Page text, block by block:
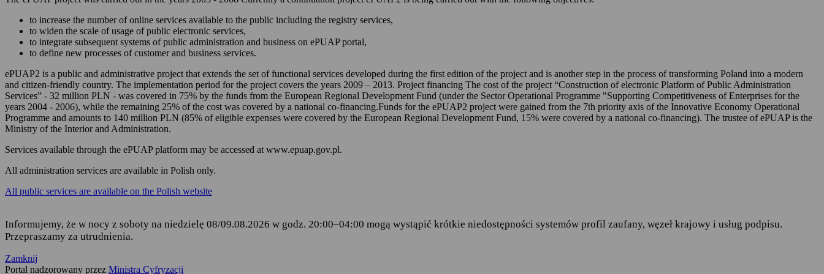
zarządzania Twoim kontem na ePUAP-ie,
korzystania z usług online udostępnionych na ePUAP-ie i w serwisie mObywatel.gov.pl,
składania podań i wniosków za pomocą formularzy elektronicznych udostępnionych na ePUAP-ie,
odbierania korespondencji doręczanej przez podmioty publiczne.
Podstawę przetwarzania danych stanowią:
Rozporządzenie Parlamentu Europejskiego i Rady (UE) 2016/679 z dnia 27 kwietnia 2016 r. w sprawie ochrony osób
fizycznych w związku z przetwarzaniem danych osobowych i w sprawie swobodnego przepływu takich danych oraz
Ustawa z dnia 17 lutego 2005 r. o informatyzacji działalności podmiotów realizujących zadania publiczne
ust. 1 i 2,
Rozporządzenie Ministra Cyfryzacji z dnia 5 października 2016 r. w sprawie zakresu i warunków korzystania z
elektronicznej platformy usług administracji publicznej.
Odbiorcą Twoich danych jest Centralny Ośrodek Informatyki, który w imieniu ministra właściwego do spraw informatyzacji
to increase the number of online services available to the public including the registry services,
to widen the scale of usage of public electronic services,
to integrate subsequent systems of public administration and business on ePUAP portal,
to define new processes of customer and business services.
ePUAP2 is a public and administrative project that extends the set of functional services developed during the first edition of the project and is another step in the process of transforming Poland into a modern
and citizen-friendly country. The implementation period for the project covers the years 2009 – 2013. Project financing The cost of the project “Construction of electronic Platform of Public Administration
Services” - 32 million PLN - was covered in 75% by the funds from the European Regional Development Fund (under the Sector Operational Programme "Supporting Competitiveness of Enterprises for the
years 2004 - 2006), while the remaining 25% of the cost was covered by a national co-financing.Funds for the ePUAP2 project were gained from the 7th priority axis of the Innovative Economy Operational
Programme and amounts to 140 million PLN (85% of eligible expenses were covered by the European Regional Development Fund, 15% were covered by a national co-financing). The trustee of ePUAP is the
Ministry of the Interior and Administration.
Services available through the ePUAP platform may be accessed at www.epuap.gov.pl.
All administration services are available in Polish only.
All public services are available on the Polish website
Informujemy, że w nocy z soboty na niedzielę 08/09.08.2026 w godz. 20:00–04:00 mogą wystąpić krótkie niedostępności systemów profil zaufany, węzeł krajowy i usług podpisu.
Przepraszamy za utrudnienia.
Zamknij
Portal nadzorowany przez Ministra Cyfryzacji